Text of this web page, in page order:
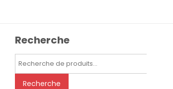
Recherche
Recherche
Recherche